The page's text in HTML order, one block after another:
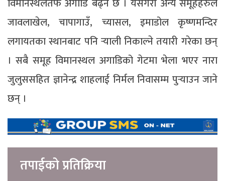
जावलाखेल, चापागाउँ, च्यासल, इमाडोल कृष्णमन्दिर
लगायतका स्थानबाट पनि र्‍याली निकाल्ने तयारी गरेका छन्
। सबै समूह विमानस्थल अगाडिको गेटमा भेला भएर नारा
जुलुससहित ज्ञानेन्द्र शाहलाई निर्मल निवासम्म पुर्‍याउन जाने
छन् ।
तपाईको प्रतिक्रिया